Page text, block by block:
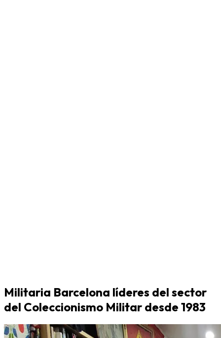
Militaria Barcelona líderes del sector
del Coleccionismo Militar desde 1983